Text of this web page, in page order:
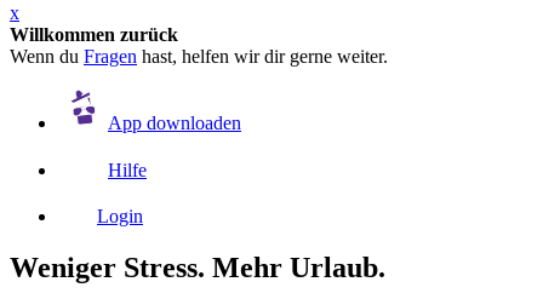
x
Willkommen zurück
Wenn du Fragen hast, helfen wir dir gerne weiter.
App downloaden
Hilfe
Login
Weniger Stress. Mehr Urlaub.